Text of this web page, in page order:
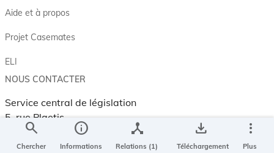
search
Chercher
info
Informations
device_hub
Relations (1)
save_alt
Téléchargement
more_vert
Plus
Aide et à propos
Projet Casemates
ELI
NOUS CONTACTER
Service central de législation
5, rue Plaetis
L-2338 LUXEMBOURG